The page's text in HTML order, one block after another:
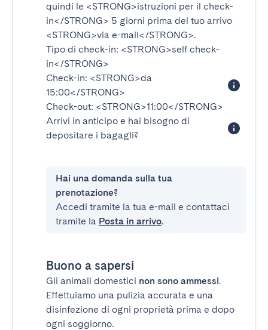
quindi le <STRONG>istruzioni per il check-
in</STRONG> 5 giorni prima del tuo arrivo
<STRONG>via e-mail</STRONG>.
Tipo di check-in: <STRONG>self check-
in</STRONG>
Check-in: <STRONG>da
15:00</STRONG>
Check-out: <STRONG>11:00</STRONG>
Arrivi in anticipo e hai bisogno di
depositare i bagagli?
Hai una domanda sulla tua
prenotazione?
Accedi tramite la tua e-mail e contattaci
tramite la Posta in arrivo.
Buono a sapersi
Gli animali domestici non sono ammessi.
Effettuiamo una pulizia accurata e una
disinfezione di ogni proprietà prima e dopo
ogni soggiorno.